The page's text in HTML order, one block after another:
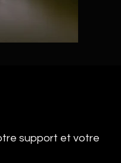
support et votre